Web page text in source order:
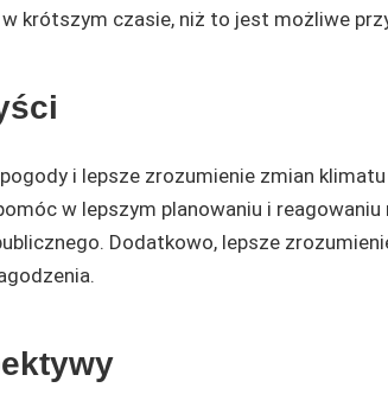
krótszym czasie, niż to jest możliwe
i lepsze zrozumienie zmian
w lepszym planowaniu i
Dodatkowo, lepsze